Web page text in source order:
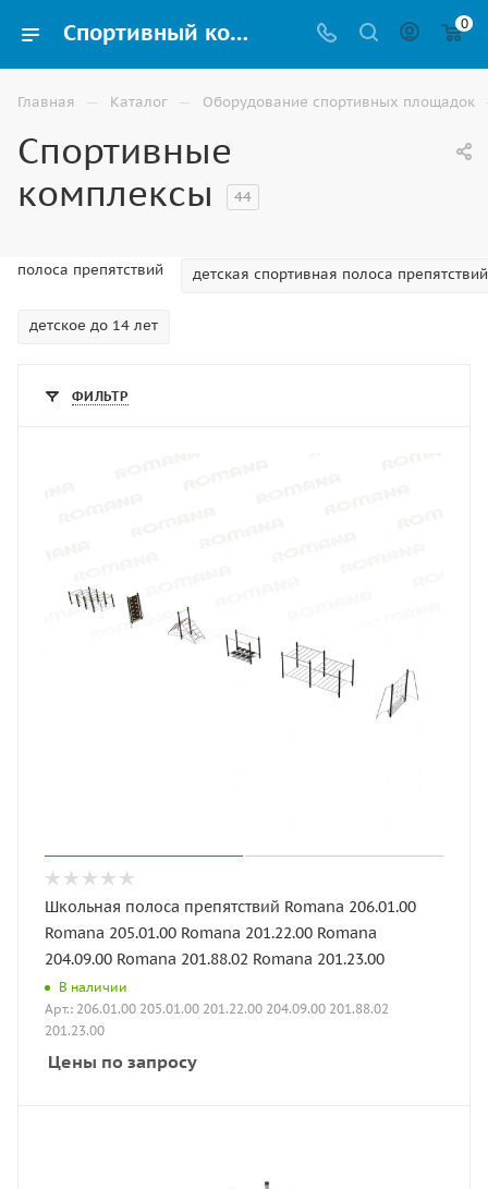
Спортивный комплекс для улицы купить в Владикавказе по выгодной цене 0
Главная — Каталог — Оборудование спортивных площадок
Спортивные
комплексы
44
полоса препятствий детская спортивная полоса препятствий
детское до 14 лет
ФИЛЬТР
Школьная полоса препятствий Romana 206.01.00
Romana 205.01.00 Romana 201.22.00 Romana
204.09.00 Romana 201.88.02 Romana 201.23.00
В наличии
Арт.: 206.01.00 205.01.00 201.22.00 204.09.00 201.88.02
201.23.00
Цены по запросу